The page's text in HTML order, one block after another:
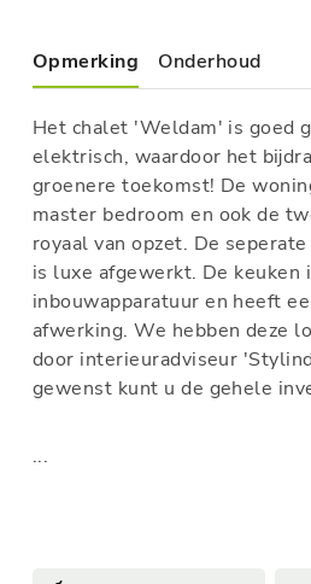
Opmerking Onderhoud
Het chalet 'Weldam' is goed
elektrisch, waardoor het
groenere toekomst! De
master bedroom en ook de
royaal van opzet. De
is luxe afgewerkt. De keuken
inbouwapparatuur en heeft
afwerking. We hebben deze
door interieuradviseur
gewenst kunt u de gehele
...